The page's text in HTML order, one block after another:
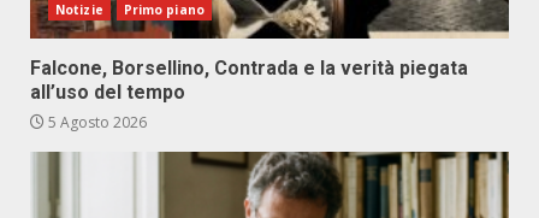
Notizie Primo piano
Falcone, Borsellino, Contrada e la verità piegata
all’uso del tempo
5 Agosto 2026